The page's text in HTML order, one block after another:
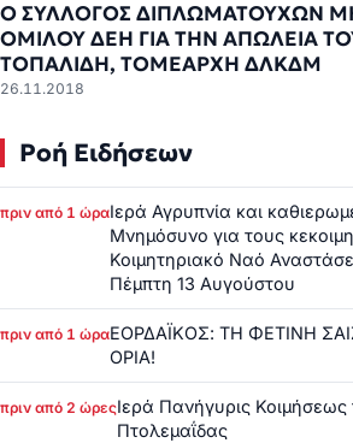
O ΣΥΛΛΟΓΟΣ ΔΙΠΛΩΜΑΤΟΥΧΩΝ
ΟΜΙΛΟΥ ΔΕΗ ΓΙΑ ΤΗΝ ΑΠΩΛΕΙΑ
ΤΟΠΑΛΙΔΗ, ΤΟΜΕΑΡΧΗ ΔΛΚΔΜ
26.11.2018
Ροή Ειδήσεων
πριν από 1 ώραΙερά Αγρυπνία και
Μνημόσυνο για τους
Κοιμητηριακό Ναό
Πέμπτη 13 Αυγούστου
πριν από 1 ώραΕΟΡΔΑΪΚΟΣ: ΤΗ ΦΕΤΙΝΗ
ΟΡΙΑ!
πριν από 2 ώρεςΙερά Πανήγυρις
Πτολεμαΐδας